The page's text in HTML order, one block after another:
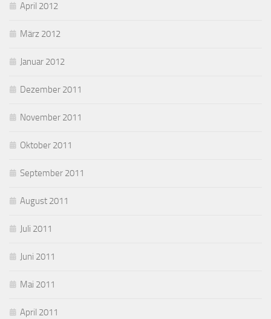
April 2012
März 2012
Januar 2012
Dezember 2011
November 2011
Oktober 2011
September 2011
August 2011
Juli 2011
Juni 2011
Mai 2011
April 2011